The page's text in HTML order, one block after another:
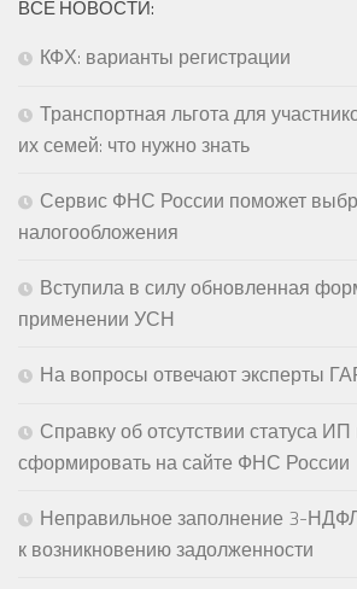
ВСЕ НОВОСТИ:
КФХ: варианты регистрации
Транспортная льгота для
их семей: что нужно знать
Сервис ФНС России поможет
налогообложения
Вступила в силу обновленная
применении УСН
На вопросы отвечают эксперты
Справку об отсутствии статуса
сформировать на сайте ФНС России
Неправильное заполнение 3-
к возникновению задолженности